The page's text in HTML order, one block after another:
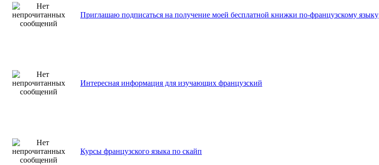
Приглашаю подписаться на получение моей бесплатной книжки по-французскому языку
Интересная информация для изучающих французский
Курсы французского языка по скайп